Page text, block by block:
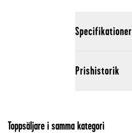
Specifikationer
Prishistorik
Toppsäljare i samma kategori